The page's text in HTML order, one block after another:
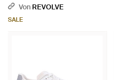
WeißVon REVOLVE
SALE